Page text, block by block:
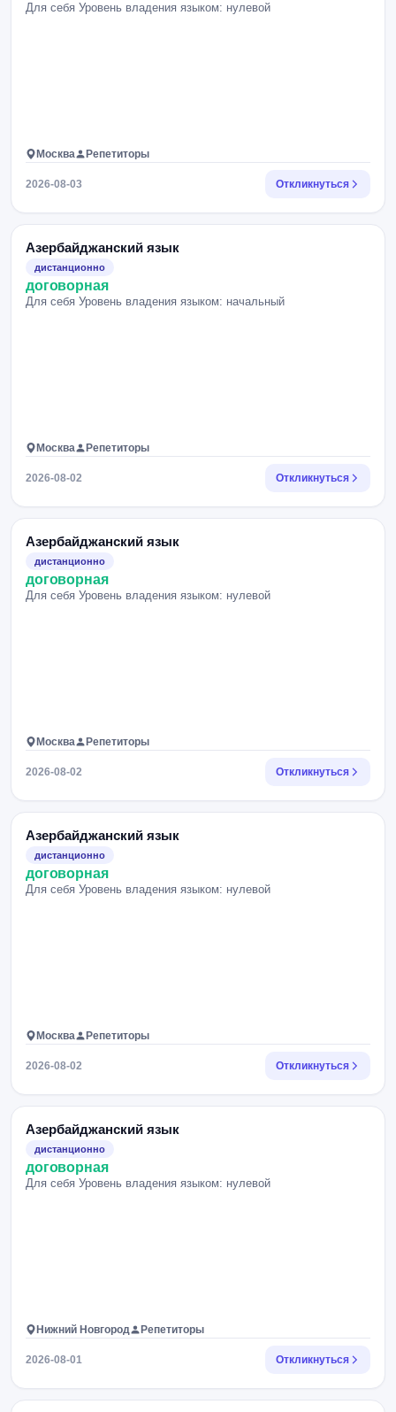
Для себя Уровень владения языком: нулевой
Москва Репетиторы
2026-08-03 Откликнуться
Азербайджанский язык
дистанционно
договорная
Для себя Уровень владения языком: начальный
Москва Репетиторы
2026-08-02 Откликнуться
Азербайджанский язык
дистанционно
договорная
Для себя Уровень владения языком: нулевой
Москва Репетиторы
2026-08-02 Откликнуться
Азербайджанский язык
дистанционно
договорная
Для себя Уровень владения языком: нулевой
Москва Репетиторы
2026-08-02 Откликнуться
Азербайджанский язык
дистанционно
договорная
Для себя Уровень владения языком: нулевой
Нижний Новгород Репетиторы
2026-08-01 Откликнуться